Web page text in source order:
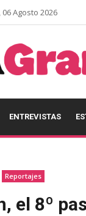
06 Agosto 2026
ENTREVISTAS
Reportajes
el 8º